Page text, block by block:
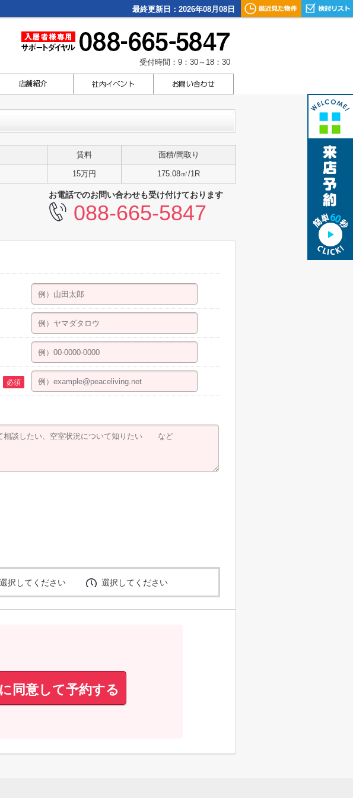
最終更新日：2026年08月08日
受付時間：9：30～18：30
賃料 面積/間取り
15万円 175.08㎡/1R
お電話でのお問い合わせも受け付けております
088-665-5847
必須
選択してください 選択してください
同意して予約する